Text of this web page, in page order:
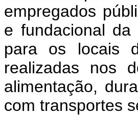
empregados
e fundacional da
para os locais
realizadas nos
alimentação,
com transportes